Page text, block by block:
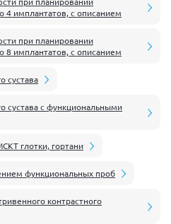
4 имплантатов, с описанием
при планировании
8 имплантатов, с описанием
сустава
сустава с функциональными
глотки, гортани
функциональных проб
контрастного